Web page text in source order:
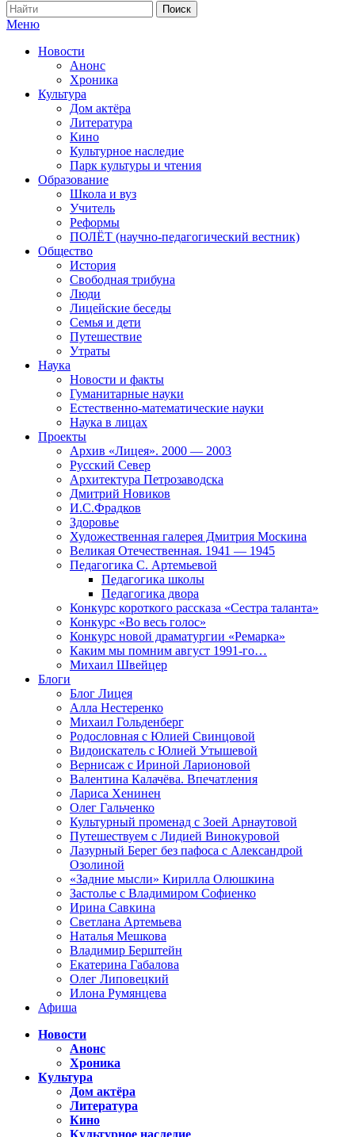
Меню
Новости
Анонс
Хроника
Культура
Дом актёра
Литература
Кино
Культурное наследие
Парк культуры и чтения
Образование
Школа и вуз
Учитель
Реформы
ПОЛЁТ (научно-педагогический вестник)
Общество
История
Свободная трибуна
Люди
Лицейские беседы
Семья и дети
Путешествие
Утраты
Наука
Новости и факты
Гуманитарные науки
Естественно-математические науки
Наука в лицах
Проекты
Архив «Лицея». 2000 — 2003
Русский Север
Архитектура Петрозаводска
Дмитрий Новиков
И.С.Фрадков
Здоровье
Художественная галерея Дмитрия Москина
Великая Отечественная. 1941 — 1945
Педагогика С. Артемьевой
Педагогика школы
Педагогика двора
Конкурс короткого рассказа «Сестра таланта»
Конкурс «Во весь голос»
Конкурс новой драматургии «Ремарка»
Каким мы помним август 1991-го…
Михаил Швейцер
Блоги
Блог Лицея
Алла Нестеренко
Михаил Гольденберг
Родословная с Юлией Свинцовой
Видоискатель с Юлией Утышевой
Вернисаж с Ириной Ларионовой
Валентина Калачёва. Впечатления
Лариса Хенинен
Олег Гальченко
Культурный променад с Зоей Арнаутовой
Путешествуем с Лидией Винокуровой
Лазурный Берег без пафоса с Александрой
Озолиной
«Задние мысли» Кирилла Олюшкина
Застолье с Владимиром Софиенко
Ирина Савкина
Светлана Артемьева
Наталья Мешкова
Владимир Берштейн
Екатерина Габалова
Олег Липовецкий
Илона Румянцева
Афиша
Новости
Анонс
Хроника
Культура
Дом актёра
Литература
Кино